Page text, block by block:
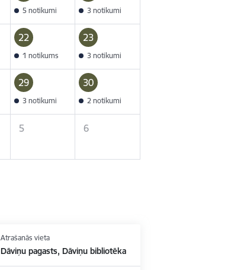
5 notikumi 3 notikumi
22
1 notikums
23
3 notikumi
29
3 notikumi
30
2 notikumi
5 6
Atrašanās vieta
Dāviņu pagasts, Dāviņu bibliotēka